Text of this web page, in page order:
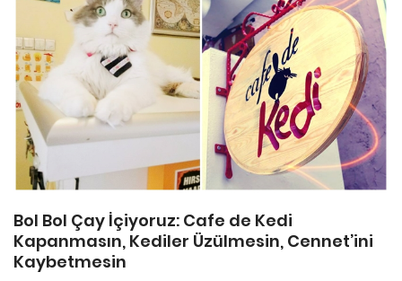
Bol Bol Çay İçiyoruz: Cafe de Kedi
Kapanmasın, Kediler Üzülmesin, Cennet’ini
Kaybetmesin